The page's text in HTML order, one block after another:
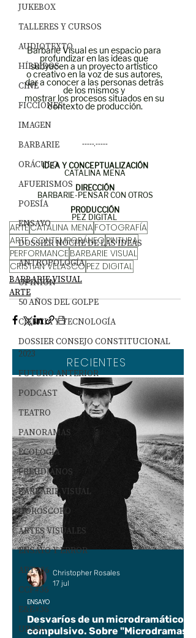
JUKEBOX
TALLERES Y CURSOS
AUDIOTEXTO
HÍBRIDOS
CINE
FICCIONES
IMAGEN
BARBARIE
ORÁCULO
AFUERISMOS
POESÍA
ENSAYO
DOSSIER NOCHE DE LAS IDEAS
ANTROPOLOGÍA
OPINIÓN
50 AÑOS DEL GOLPE
CIENCIA Y TECNOLOGÍA
DOSSIER CONSEJO CONSTITUCIONAL
2023
FUTURO ANTERIOR
PODCAST
TEATRO
PANORAMAS
ECOLOGÍA
FREUDIANOS
BARBARIE VISUAL
HORÓSCOPO
ARTES VISUALES
ENSAYO Y ERROR
ART#36
CCF#36
E&E#36
UP#36
Barbarie Visual es un espacio para
profundizar en las ideas que
subyacen a un proyecto artístico
o creativo en la voz de sus autores,
dar a conocer a las personas detrás
de los mismos y
mostrar los procesos situados en su
contexto de producción.
-----.-----
IDEA Y CONCEPTUALIZACIÓN
CATALINA MENA
DIRECCIÓN
BARBARIE-PENSAR CON OTROS
PRODUCCIÓN
PEZ DIGITAL
ARTECATALINA MENAFOTOGRAFÍA
ARTE CONTEMPORÁNEO PINTURA
PERFORMANCEBARBARIE VISUAL
CRISTIÁN VELASCO PEZ DIGITAL
BARBARIE VISUAL
ARTE
RECIENTES
Desvaríos de un microdramático
compulsivo. Sobre "Microdramas".
ENSAYO
Christopher Rosales
17 jul